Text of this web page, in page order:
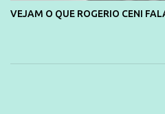
VEJAM O QUE ROGERIO CENI